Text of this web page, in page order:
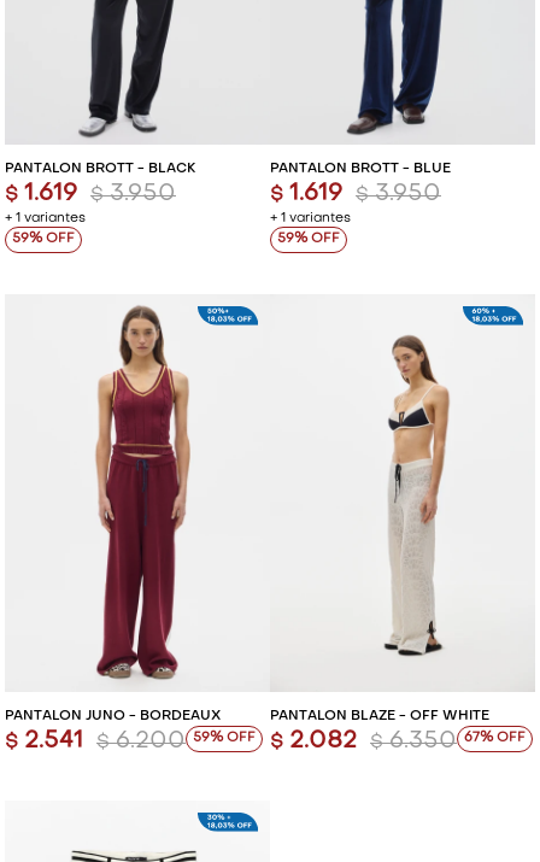
PANTALÓN BROTT - BLACK
+ 1 variantes
$ 1.619 $ 3.950
59
PANTALÓN BROTT - BLUE
+ 1 variantes
$ 1.619 $ 3.950
59
PANTALÓN JUNO - BORDEAUX
$ 2.541 $ 6.200 59
PANTALÓN BLAZE - OFF WHITE
$ 2.082 $ 6.350 67